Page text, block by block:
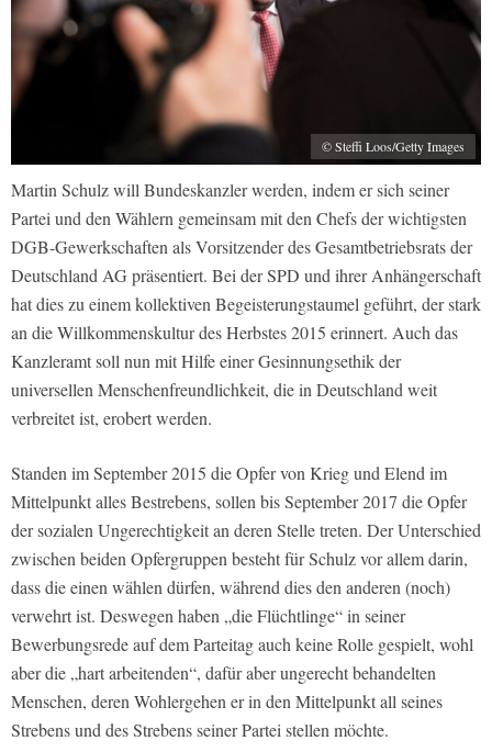
© Steffi Loos/Getty Images
Martin Schulz will Bundeskanzler werden, indem er sich seiner
Partei und den Wählern gemeinsam mit den Chefs der wichtigsten
DGB-Gewerkschaften als Vorsitzender des Gesamtbetriebsrats der
Deutschland AG präsentiert. Bei der SPD und ihrer Anhängerschaft
hat dies zu einem kollektiven Begeisterungstaumel geführt, der stark
an die Willkommenskultur des Herbstes 2015 erinnert. Auch das
Kanzleramt soll nun mit Hilfe einer Gesinnungsethik der
universellen Menschenfreundlichkeit, die in Deutschland weit
verbreitet ist, erobert werden.
Standen im September 2015 die Opfer von Krieg und Elend im
Mittelpunkt alles Bestrebens, sollen bis September 2017 die Opfer
der sozialen Ungerechtigkeit an deren Stelle treten. Der Unterschied
zwischen beiden Opfergruppen besteht für Schulz vor allem darin,
dass die einen wählen dürfen, während dies den anderen (noch)
verwehrt ist. Deswegen haben „die Flüchtlinge“ in seiner
Bewerbungsrede auf dem Parteitag auch keine Rolle gespielt, wohl
aber die „hart arbeitenden“, dafür aber ungerecht behandelten
Menschen, deren Wohlergehen er in den Mittelpunkt all seines
Strebens und des Strebens seiner Partei stellen möchte.